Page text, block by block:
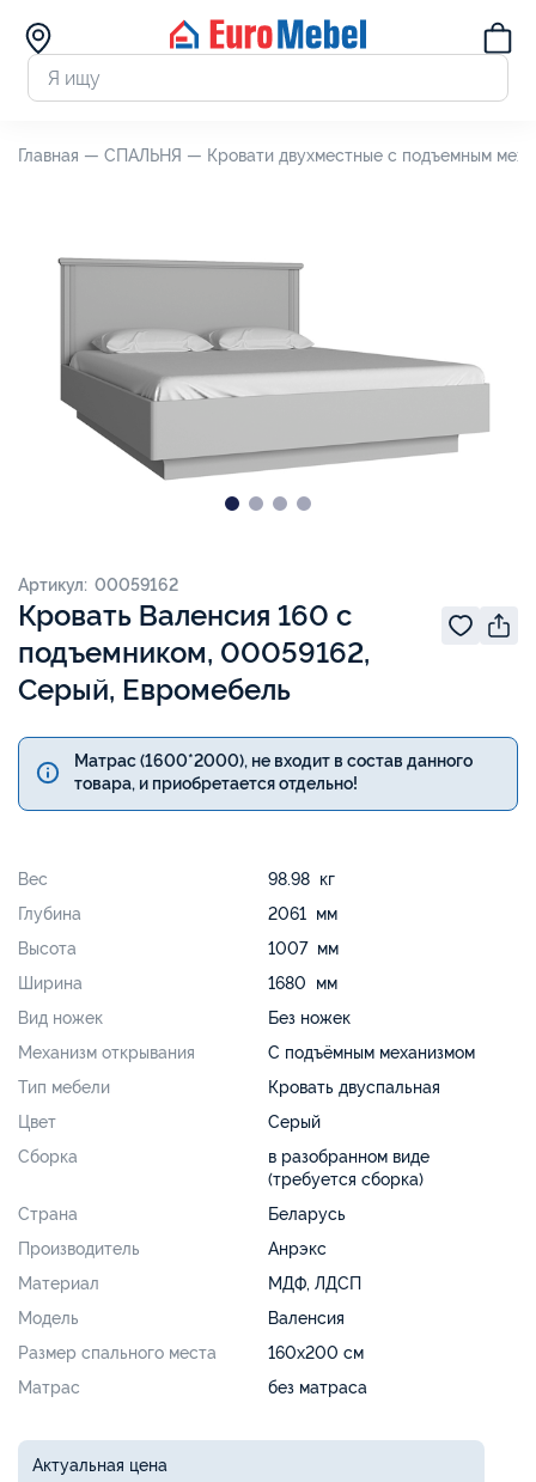
Главная — СПАЛЬНЯ — Кровати двухместные с подъемным
Кровать Валенсия 160 с
подъемником, 00059162,
Серый, Евромебель
Артикул: 00059162
Матрас (1600*2000), не входит в состав данного
товара, и приобретается отдельно!
Вес
98.98 кг
Глубина
2061 мм
Высота
1007 мм
Ширина
1680 мм
Вид ножек
Без ножек
Механизм открывания
С подъёмным механизмом
Тип мебели
Кровать двуспальная
Цвет
Серый
Сборка
в разобранном виде
(требуется сборка)
Страна
Беларусь
Производитель
Анрэкс
Материал
МДФ, ЛДСП
Модель
Валенсия
Размер спального места
160х200 см
Матрас
без матраса
Актуальная цена